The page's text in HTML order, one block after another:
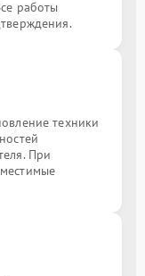
работы
техники
При